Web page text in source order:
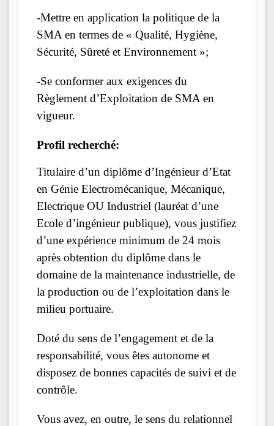
-Mettre en application la politique de la
SMA en termes de « Qualité, Hygiène,
Sécurité, Sûreté et Environnement »;
-Se conformer aux exigences du
Règlement d’Exploitation de SMA en
vigueur.
Profil recherché:
Titulaire d’un diplôme d’Ingénieur d’Etat
en Génie Electromécanique, Mécanique,
Electrique OU Industriel (lauréat d’une
Ecole d’ingénieur publique), vous justifiez
d’une expérience minimum de 24 mois
après obtention du diplôme dans le
domaine de la maintenance industrielle, de
la production ou de l’exploitation dans le
milieu portuaire.
Doté du sens de l’engagement et de la
responsabilité, vous êtes autonome et
disposez de bonnes capacités de suivi et de
contrôle.
Vous avez, en outre, le sens du relationnel